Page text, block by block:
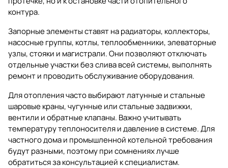
контура.
Запорные элементы ставят на радиаторы, коллекторы,
насосные группы, котлы, теплообменники, элеваторные
узлы, стояки и магистрали. Они позволяют отключать
отдельные участки без слива всей системы, выполнять
ремонт и проводить обслуживание оборудования.
Для отопления часто выбирают латунные и стальные
шаровые краны, чугунные или стальные задвижки,
вентили и обратные клапаны. Важно учитывать
температуру теплоносителя и давление в системе. Для
частного дома и промышленной котельной требования
будут разными, поэтому при сомнениях лучше
обратиться за консультацией к специалистам.